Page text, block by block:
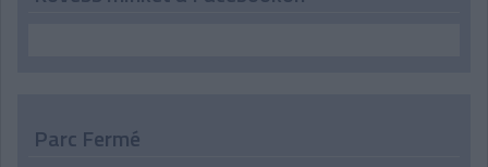
Parc Fermé